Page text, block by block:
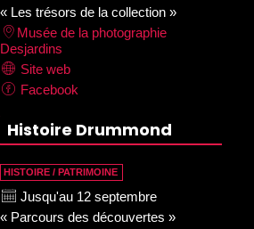
« Les trésors de la collection »
Musée de la photographie
Desjardins
Site web
Facebook
Histoire Drummond
HISTOIRE / PATRIMOINE
Jusqu'au 12 septembre
« Parcours des découvertes »